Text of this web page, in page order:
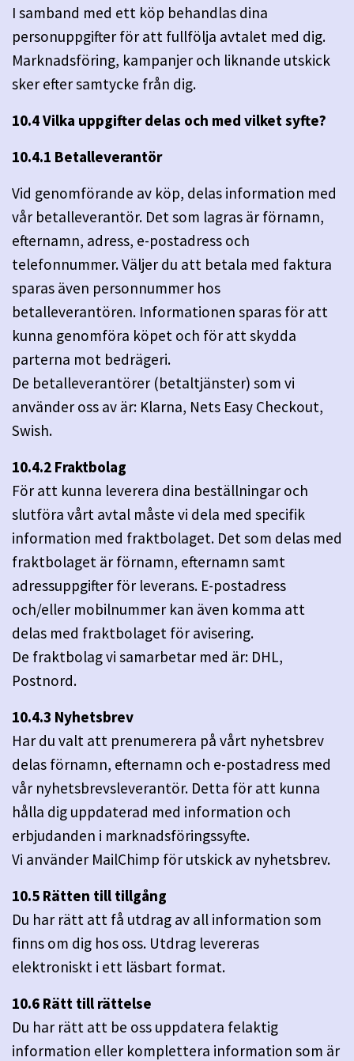
I samband med ett köp behandlas dina
personuppgifter för att fullfölja avtalet med dig.
Marknadsföring, kampanjer och liknande utskick
sker efter samtycke från dig.
10.4 Vilka uppgifter delas och med vilket syfte?
10.4.1 Betalleverantör
Vid genomförande av köp, delas information med
vår betalleverantör. Det som lagras är förnamn,
efternamn, adress, e-postadress och
telefonnummer. Väljer du att betala med faktura
sparas även personnummer hos
betalleverantören. Informationen sparas för att
kunna genomföra köpet och för att skydda
parterna mot bedrägeri.
De betalleverantörer (betaltjänster) som vi
använder oss av är: Klarna, Nets Easy Checkout,
Swish.
10.4.2 Fraktbolag
För att kunna leverera dina beställningar och
slutföra vårt avtal måste vi dela med specifik
information med fraktbolaget. Det som delas med
fraktbolaget är förnamn, efternamn samt
adressuppgifter för leverans. E-postadress
och/eller mobilnummer kan även komma att
delas med fraktbolaget för avisering.
De fraktbolag vi samarbetar med är: DHL,
Postnord.
10.4.3 Nyhetsbrev
Har du valt att prenumerera på vårt nyhetsbrev
delas förnamn, efternamn och e-postadress med
vår nyhetsbrevsleverantör. Detta för att kunna
hålla dig uppdaterad med information och
erbjudanden i marknadsföringssyfte.
Vi använder MailChimp för utskick av nyhetsbrev.
10.5 Rätten till tillgång
Du har rätt att få utdrag av all information som
finns om dig hos oss. Utdrag levereras
elektroniskt i ett läsbart format.
10.6 Rätt till rättelse
Du har rätt att be oss uppdatera felaktig
information eller komplettera information som är